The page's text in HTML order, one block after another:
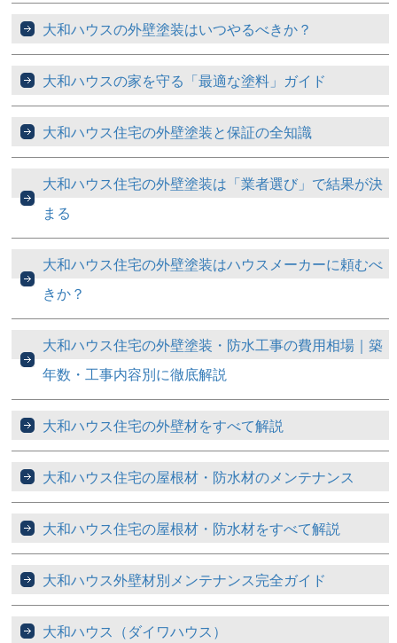
大和ハウスの外壁塗装はいつやるべきか？
大和ハウスの家を守る「最適な塗料」ガイド
大和ハウス住宅の外壁塗装と保証の全知識
大和ハウス住宅の外壁塗装は「業者選び」で結果が決
まる
大和ハウス住宅の外壁塗装はハウスメーカーに頼むべ
きか？
大和ハウス住宅の外壁塗装・防水工事の費用相場｜築
年数・工事内容別に徹底解説
大和ハウス住宅の外壁材をすべて解説
大和ハウス住宅の屋根材・防水材のメンテナンス
大和ハウス住宅の屋根材・防水材をすべて解説
大和ハウス外壁材別メンテナンス完全ガイド
大和ハウス（ダイワハウス）